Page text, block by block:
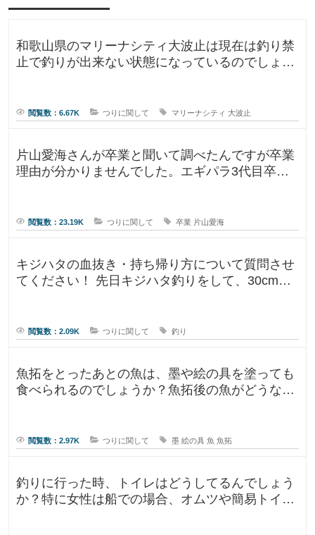
ち
ぶ
さ
い
和歌山県のマリーナシティ大波止は現在は釣り禁
止で釣りが出来ない状態になっているのでしょう
閲覧数：6.67K つりに関して マリーナシティ 大波止
片山愛海さんが卒業と聞いて調べたんですが卒業
理由が分かりませんでした。エギパラ3代目卒業
閲覧数：23.19K つりに関して 卒業 片山愛海
キジハタの血抜き・持ち帰り方について質問させ
てください！ 先日キジハタ釣りをして、30cm台
閲覧数：2.09K つりに関して 釣り
魚拓をとったあとの魚は、墨や絵の具を塗っても
食べられるのでしょうか？魚拓後の魚がどうなる
閲覧数：2.97K つりに関して 墨 絵の具 魚 魚拓
釣りに行った時、トイレはどうしてるんでしょう
か？特に女性は船での場合、オムツや簡易トイレ